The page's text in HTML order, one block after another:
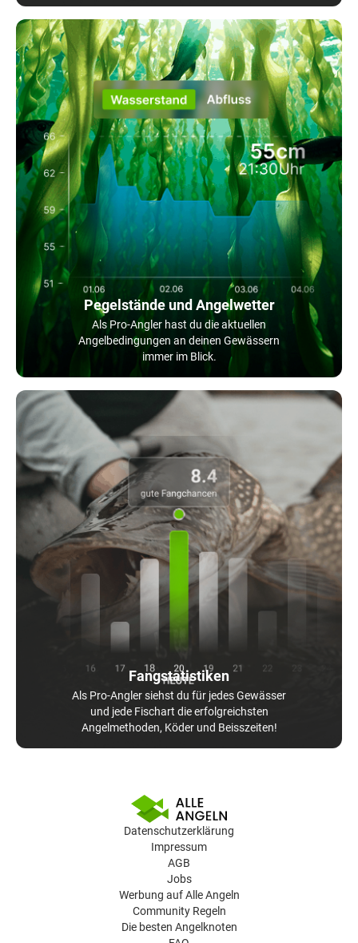
Pegelstände und Angelwetter
Als Pro-Angler hast du die aktuellen
Angelbedingungen an deinen Gewässern
immer im Blick.
Fangstatistiken
Als Pro-Angler siehst du für jedes Gewässer
und jede Fischart die erfolgreichsten
Angelmethoden, Köder und Beisszeiten!
Datenschutzerklärung
Impressum
AGB
Jobs
Werbung auf Alle Angeln
Community Regeln
Die besten Angelknoten